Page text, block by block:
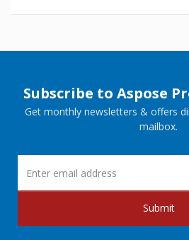
Subscribe to Aspose
Get monthly newsletters & offers
mailbox.
Submit